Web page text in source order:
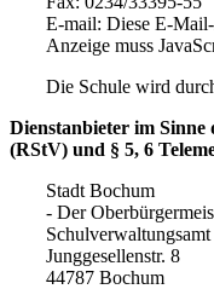
E-mail: Diese E-
Anzeige muss
Die Schule wird
Dienstanbieter im Sinne
(RStV) und § 5, 6
Stadt Bochum
- Der
Schulverwaltungsamt
Junggesellenstr. 8
44787 Bochum